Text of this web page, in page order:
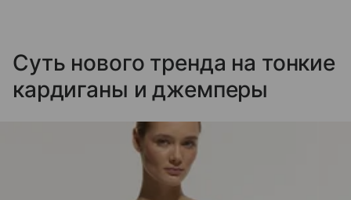
Суть нового тренда на тонкие
кардиганы и джемперы